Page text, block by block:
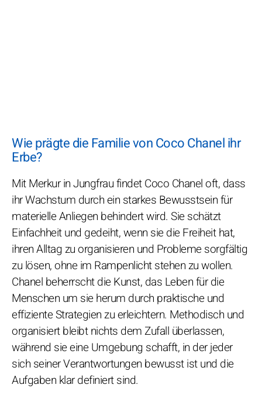
Wie prägte die Familie von Coco Chanel ihr
Erbe?
Mit Merkur in Jungfrau findet Coco Chanel oft, dass
ihr Wachstum durch ein starkes Bewusstsein für
materielle Anliegen behindert wird. Sie schätzt
Einfachheit und gedeiht, wenn sie die Freiheit hat,
ihren Alltag zu organisieren und Probleme sorgfältig
zu lösen, ohne im Rampenlicht stehen zu wollen.
Chanel beherrscht die Kunst, das Leben für die
Menschen um sie herum durch praktische und
effiziente Strategien zu erleichtern. Methodisch und
organisiert bleibt nichts dem Zufall überlassen,
während sie eine Umgebung schafft, in der jeder
sich seiner Verantwortungen bewusst ist und die
Aufgaben klar definiert sind.